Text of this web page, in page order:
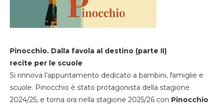
Pinocchio. Dalla favola al destino (parte II)
recite per le scuole
Si rinnova l’appuntamento dedicato a bambini, famiglie e
scuole. Pinocchio è stato protagonista della stagione
2024/25, e torna ora nella stagione 2025/26 con Pinocchio